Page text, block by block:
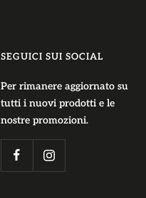
SEGUICI SUI SOCIAL
Per rimanere aggiornato su
tutti i nuovi prodotti e le
nostre promozioni.